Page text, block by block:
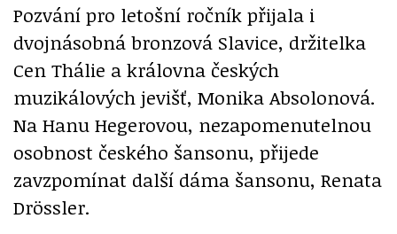
Pozvání pro letošní ročník přijala i
dvojnásobná bronzová Slavice, držitelka
Cen Thálie a královna českých
muzikálových jevišť, Monika Absolonová.
Na Hanu Hegerovou, nezapomenutelnou
osobnost českého šansonu, přijede
zavzpomínat další dáma šansonu, Renata
Drössler.